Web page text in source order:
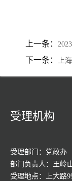
上一条：
下一条： 上
受理机构
受理部门：党政办
部门负责人：王岭
受理地点：上大路